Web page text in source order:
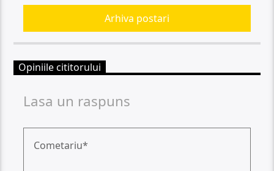
Arhiva postari
Opiniile cititorului
Lasa un raspuns